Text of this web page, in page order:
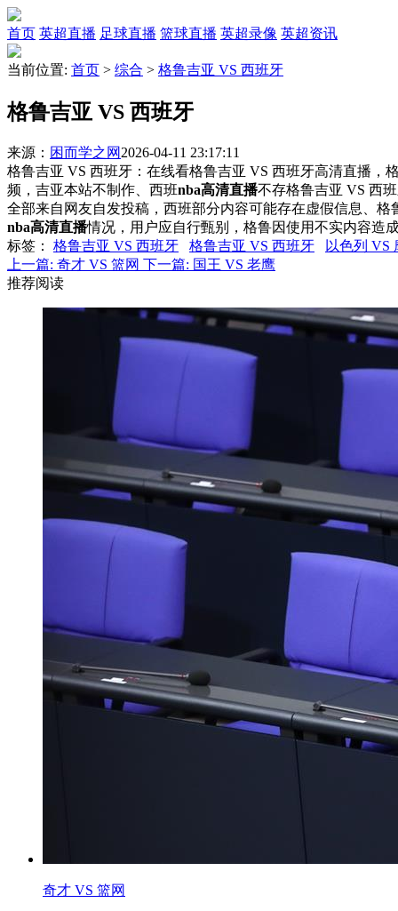
首页 英超直播 足球直播 篮球直播 英超录像 英超资讯
当前位置: 首页 > 综合 > 格鲁吉亚 VS 西班牙
格鲁吉亚 VS 西班牙
来源： 困而学之网 2026-04-11 23:17:11
格鲁吉亚 VS 西班牙：在线看格鲁吉亚 VS 西班牙高清直播，
频，吉亚本站不制作、西班nba高清直播不存格鲁吉亚 VS 西
全部来自网友自发投稿，西班部分内容可能存在虚假信息、
nba高清直播情况，用户应自行甄别，格鲁因使用不实内容造
标签 ： 格鲁吉亚 VS 西班牙 格鲁吉亚 VS 西班牙
以色列 VS
上一篇: 奇才 VS 篮网 下一篇: 国王 VS 老鹰
推荐阅读
奇才 VS 篮网